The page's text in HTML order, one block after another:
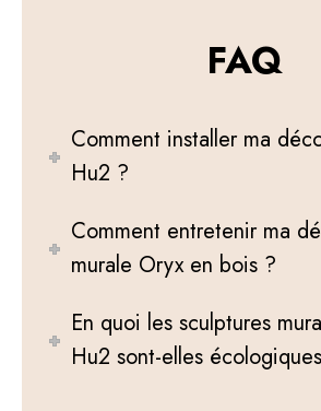
FAQ
Comment installer ma
Hu2 ?
Comment entretenir ma
murale Oryx en bois ?
En quoi les sculptures
Hu2 sont-elles